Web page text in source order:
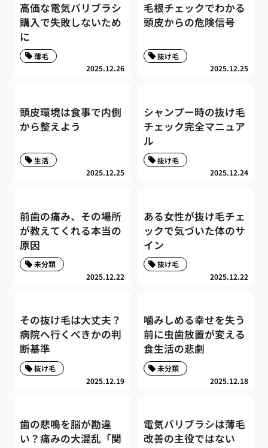
高価な電気バリブラシ
購入で失敗しないため
に
2025.12.26
薄毛
毛根チェックでわかる
頭皮からの危険信号
2025.12.25
抜け毛
頭皮環境は食事で内側
から整えよう
2025.12.25
生活
シャンプー時の抜け毛
チェック完全マニュア
ル
2025.12.24
抜け毛
前歯の痛み、その場所
が教えてくれる本当の
原因
2025.12.22
未分類
ある女性が抜け毛チェ
ックで気づいた体のサ
イン
2025.12.22
抜け毛
その抜け毛は大丈夫？
病院へ行くべきかの判
断基準
2025.12.19
抜け毛
噛みしめる幸せを失う
前に虫歯放置が変える
食生活の悲劇
2025.12.18
未分類
歯の悲鳴を脳が勘違
い？痛みの大混乱「関
電気バリブラシは薄毛
改善の主役ではない